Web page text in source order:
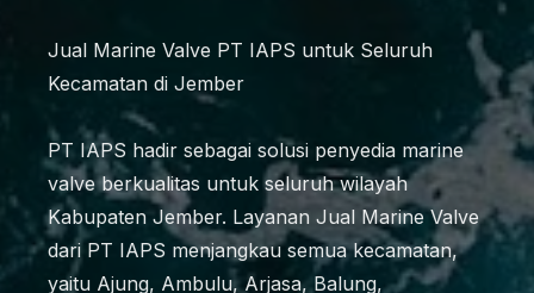
Jual Marine Valve PT IAPS untuk Seluruh
Kecamatan di Jember
PT IAPS hadir sebagai solusi penyedia marine
valve berkualitas untuk seluruh wilayah
Kabupaten Jember. Layanan Jual Marine Valve
dari PT IAPS menjangkau semua kecamatan,
yaitu Ajung, Ambulu, Arjasa, Balung,